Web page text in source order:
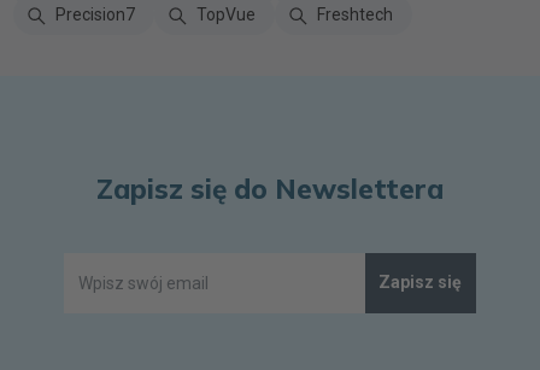
Precision7
TopVue Freshtech
Zapisz się do Newslettera
Zapisz się